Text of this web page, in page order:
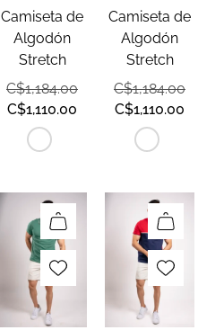
Camiseta de
Algodón
Stretch
C$1,184.00
C$1,110.00
Camiseta de
Algodón
Stretch
C$1,184.00
C$1,110.00